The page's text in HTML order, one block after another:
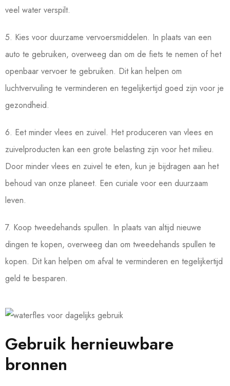
veel water verspilt.
5. Kies voor duurzame vervoersmiddelen. In plaats van een
auto te gebruiken, overweeg dan om de fiets te nemen of het
openbaar vervoer te gebruiken. Dit kan helpen om
luchtvervuiling te verminderen en tegelijkertijd goed zijn voor je
gezondheid.
6. Eet minder vlees en zuivel. Het produceren van vlees en
zuivelproducten kan een grote belasting zijn voor het milieu.
Door minder vlees en zuivel te eten, kun je bijdragen aan het
behoud van onze planeet. Een curiale voor een duurzaam
leven.
7. Koop tweedehands spullen. In plaats van altijd nieuwe
dingen te kopen, overweeg dan om tweedehands spullen te
kopen. Dit kan helpen om afval te verminderen en tegelijkertijd
geld te besparen.
Gebruik hernieuwbare
bronnen